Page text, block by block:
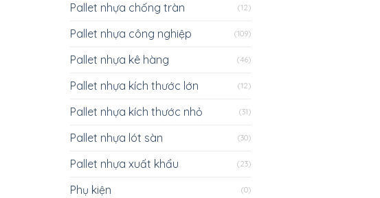
Pallet nhựa chống tràn (12)
Pallet nhựa công nghiệp (109)
Pallet nhựa kê hàng (46)
Pallet nhựa kích thước lớn (12)
Pallet nhựa kích thước nhỏ (31)
Pallet nhựa lót sàn (30)
Pallet nhựa xuất khẩu (23)
Phụ kiện (0)